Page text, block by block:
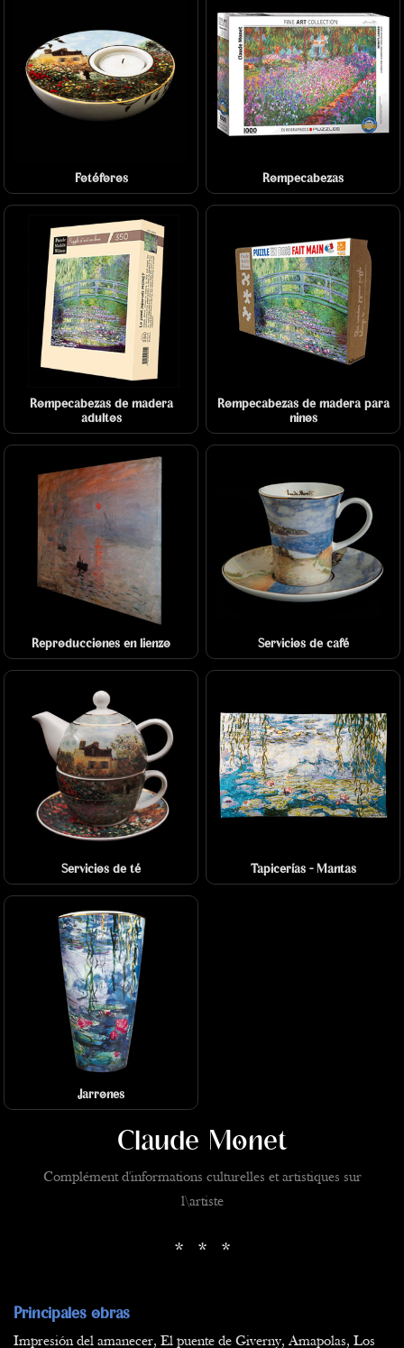
Fotóforos Rompecabezas
Rompecabezas de madera
adultos
Rompecabezas de madera para
niños
Reproducciones en lienzo Servicios de café
Servicios de té Tapicerías - Mantas
Jarrones
Claude Monet
Complément d'informations culturelles et artistiques sur
l\artiste
* * *
Principales obras
Impresión del amanecer, El puente de Giverny, Amapolas, Los